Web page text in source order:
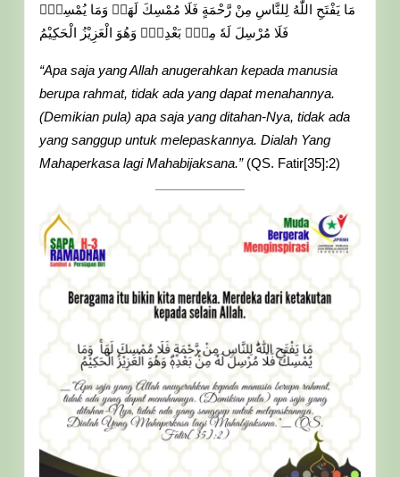
Roadمَا يَفْتَحِ اللّٰهُ لِلنَّاسِ مِنْ رَّحْمَةٍ فَلَا مُمْسِكَ لَهَاۚ وَمَا يُمْسِكْۙ
فَلَا مُرْسِلَ لَهٗ مِنْۢ بَعْدِهٖۗ وَهُوَ الْعَزِيْزُ الْحَكِيْمُ
“Apa saja yang Allah anugerahkan kepada manusia
berupa rahmat, tidak ada yang dapat menahannya.
(Demikian pula) apa saja yang ditahan-Nya, tidak ada
yang sanggup untuk melepaskannya. Dialah Yang
Mahaperkasa lagi Mahabijaksana.”(QS. Fatir[35]:2)